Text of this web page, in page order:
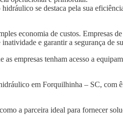
se destaca pela sua
economia de custos. Empresas
e garantir a segurança de
empresas tenham acesso a
em Forquilhinha – SC, com
a parceira ideal para fornecer